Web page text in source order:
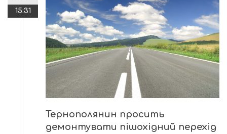
15:31
Тернополянин просить
демонтувати пішохідний перехід